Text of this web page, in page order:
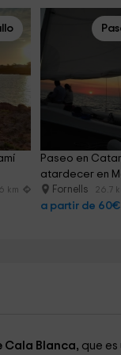
km
Paseo en
atardecer en
Fornells 26.7
a partir de 60€
Cala Blanca, que